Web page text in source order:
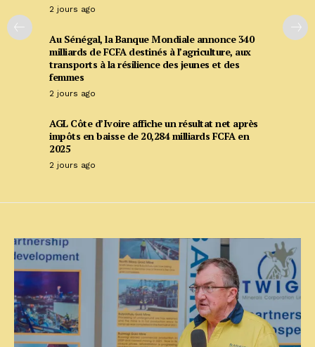
2 jours ago
Au Sénégal, la Banque Mondiale annonce 340
milliards de FCFA destinés à l’agriculture, aux
transports à la résilience des jeunes et des
femmes
2 jours ago
AGL Côte d’Ivoire affiche un résultat net après
impôts en baisse de 20,284 milliards FCFA en
2025
2 jours ago